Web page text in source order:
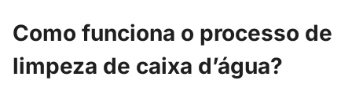
Como funciona o processo de
limpeza de caixa d’água?